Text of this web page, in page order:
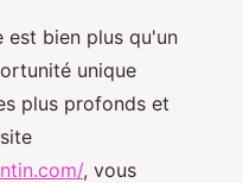
est bien plus qu'un
unique
plus profonds et
, vous